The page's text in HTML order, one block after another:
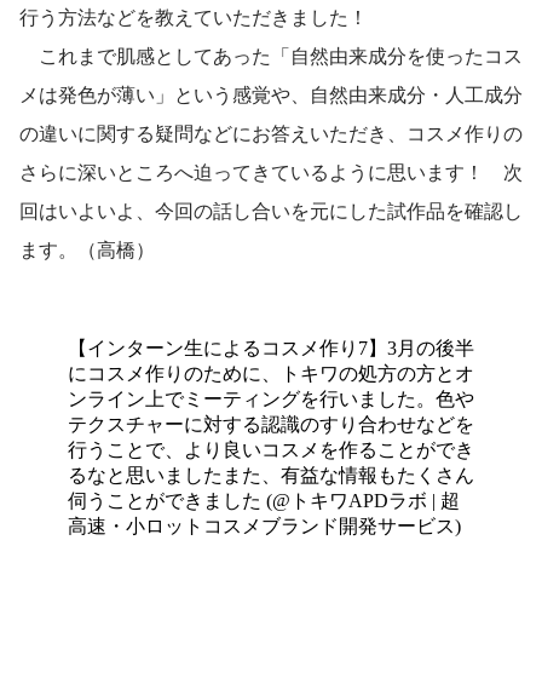
行う方法などを教えていただきました！
これまで肌感としてあった「自然由来成分を使ったコス
メは発色が薄い」という感覚や、自然由来成分・人工成分
の違いに関する疑問などにお答えいただき、コスメ作りの
さらに深いところへ迫ってきているように思います！　次
回はいよいよ、今回の話し合いを元にした試作品を確認し
ます。（高橋）